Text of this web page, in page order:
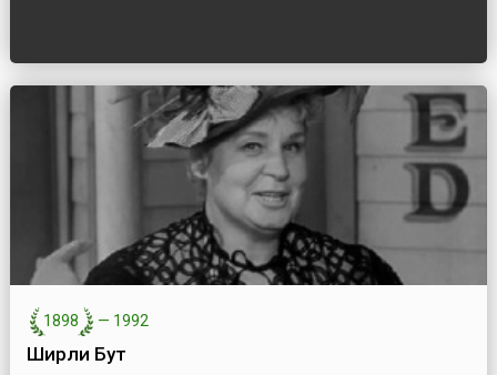
1898 — 1992
Ширли Бут